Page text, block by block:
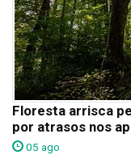
Floresta arrisca
por atrasos nos
05 ago